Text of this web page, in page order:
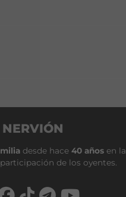
desde hace 40 años en la
de los oyentes.